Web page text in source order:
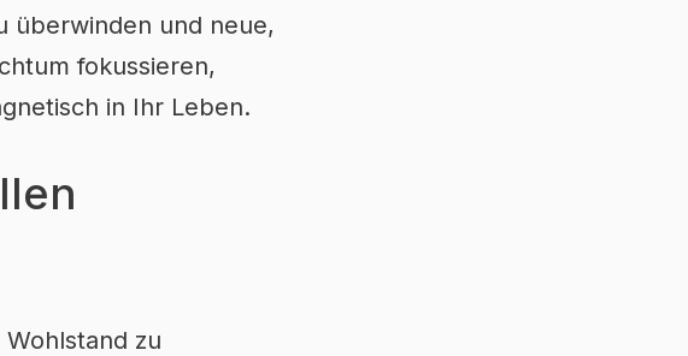
überwinden und neue,
fokussieren,
in Ihr Leben.
zu